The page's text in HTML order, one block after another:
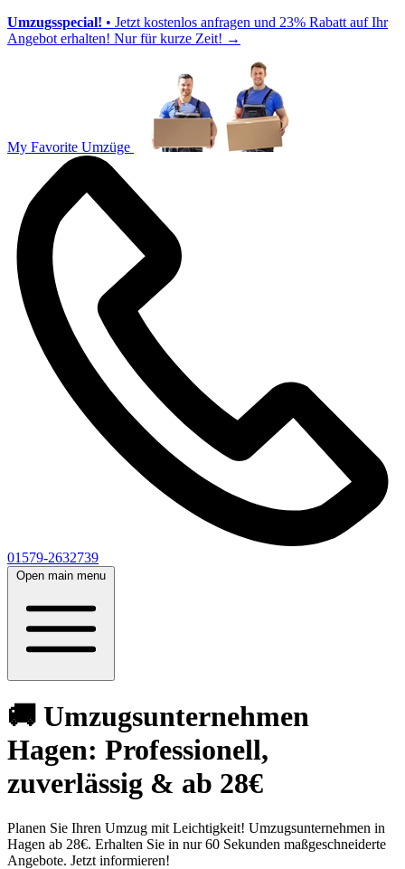
Umzugsspecial! • Jetzt kostenlos anfragen und 23% Rabatt auf Ihr
Angebot erhalten! Nur für kurze Zeit! →
My Favorite Umzüge
01579-2632739
Open main menu
🚚 Umzugsunternehmen
Hagen: Professionell,
zuverlässig & ab 28€
Planen Sie Ihren Umzug mit Leichtigkeit! Umzugsunternehmen in
Hagen ab 28€. Erhalten Sie in nur 60 Sekunden maßgeschneiderte
Angebote. Jetzt informieren!